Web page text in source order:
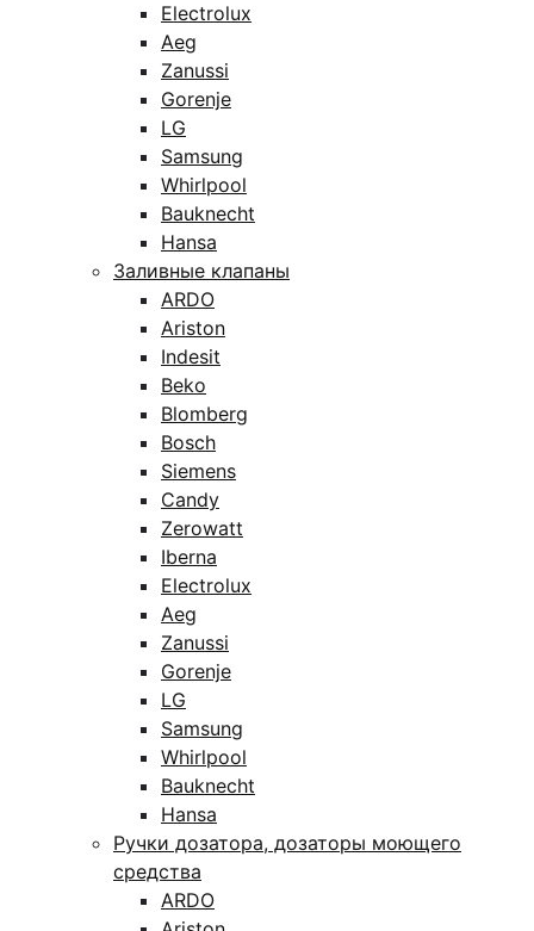
Electrolux
Aeg
Zanussi
Gorenje
LG
Samsung
Whirlpool
Bauknecht
Hansa
Заливные клапаны
ARDO
Ariston
Indesit
Beko
Blomberg
Bosch
Siemens
Candy
Zerowatt
Iberna
Electrolux
Aeg
Zanussi
Gorenje
LG
Samsung
Whirlpool
Bauknecht
Hansa
Ручки дозатора, дозаторы моющего
средства
ARDO